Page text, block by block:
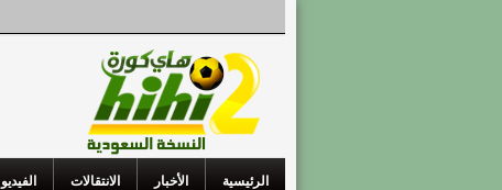
الرئيسية الأخبار الانتقالات الفيديو